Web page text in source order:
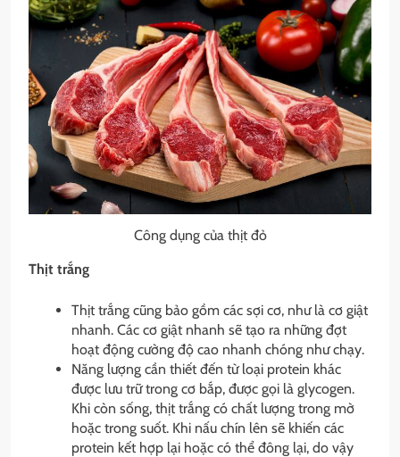
Công dụng của thịt đỏ
Thịt trắng
Thịt trắng cũng bảo gồm các sợi cơ, như là cơ giật
nhanh. Các cơ giật nhanh sẽ tạo ra những đợt
hoạt động cường độ cao nhanh chóng như chạy.
Năng lượng cần thiết đến từ loại protein khác
được lưu trữ trong cơ bắp, được gọi là glycogen.
Khi còn sống, thịt trắng có chất lượng trong mờ
hoặc trong suốt. Khi nấu chín lên sẽ khiến các
protein kết hợp lại hoặc có thể đông lại, do vậy